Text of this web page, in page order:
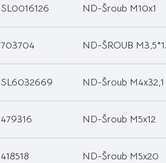
SL0016126 ND-Šroub M10x1
703704 ND-ŠROUB
SL6032669 ND-Šroub M4x32,1
479316 ND-Šroub M5x12
418518 ND-Šroub M5x20